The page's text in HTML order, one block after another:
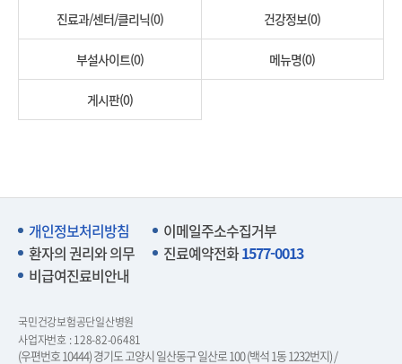
진료과/센터/클리닉(0) 건강정보(0)
부설사이트(0) 메뉴명(0)
게시판(0)
개인정보처리방침
이메일주소수집거부
환자의 권리와 의무
진료예약전화1577-0013
비급여진료비안내
국민건강보험공단일산병원
사업자번호 : 128-82-06481
(우편번호 10444) 경기도 고양시 일산동구 일산로 100 (백석 1동 1232번지) /